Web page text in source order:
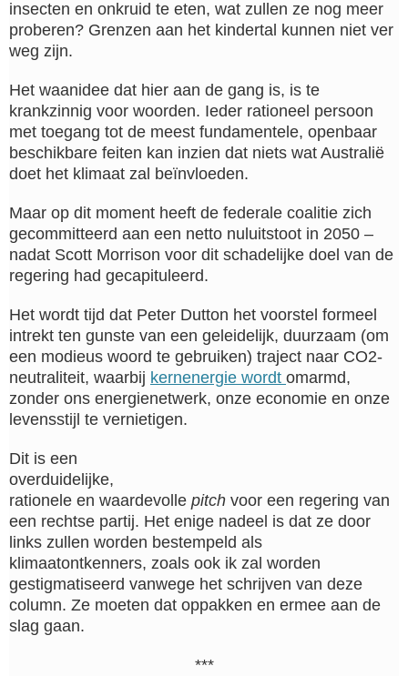
insecten en onkruid te eten, wat zullen ze nog meer
proberen? Grenzen aan het kindertal kunnen niet ver
weg zijn.
Het waanidee dat hier aan de gang is, is te
krankzinnig voor woorden. Ieder rationeel persoon
met toegang tot de meest fundamentele, openbaar
beschikbare feiten kan inzien dat niets wat Australië
doet het klimaat zal beïnvloeden.
Maar op dit moment heeft de federale coalitie zich
gecommitteerd aan een netto nuluitstoot in 2050 –
nadat Scott Morrison voor dit schadelijke doel van de
regering had gecapituleerd.
Het wordt tijd dat Peter Dutton het voorstel formeel
intrekt ten gunste van een geleidelijk, duurzaam (om
een modieus woord te gebruiken) traject naar CO2-
neutraliteit, waarbij kernenergie wordt omarmd,
zonder ons energienetwerk, onze economie en onze
levensstijl te vernietigen.
Dit is een
overduidelijke,
rationele en waardevolle pitch voor een regering van
een rechtse partij. Het enige nadeel is dat ze door
links zullen worden bestempeld als
klimaatontkenners, zoals ook ik zal worden
gestigmatiseerd vanwege het schrijven van deze
column. Ze moeten dat oppakken en ermee aan de
slag gaan.
***